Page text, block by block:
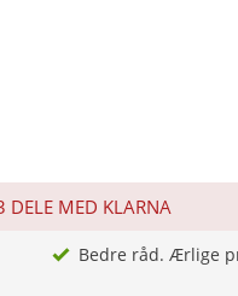
MED KLARNA
Bedre råd. Ærlige